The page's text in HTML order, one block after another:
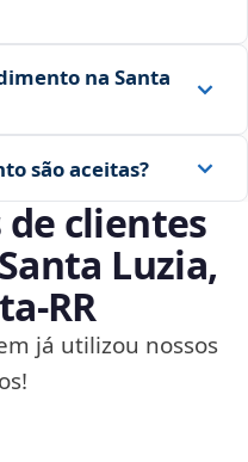
na Santa
são aceitas?
clientes
Luzia,
já utilizou nossos